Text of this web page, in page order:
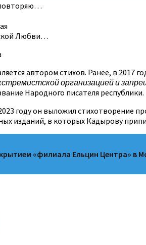
Любви…
автором стихов. Ранее, в 2017
организацией и
Народного писателя республики.
году он выложил
изданий, в которых Кадырову
«филиала Ельцин Центра» в